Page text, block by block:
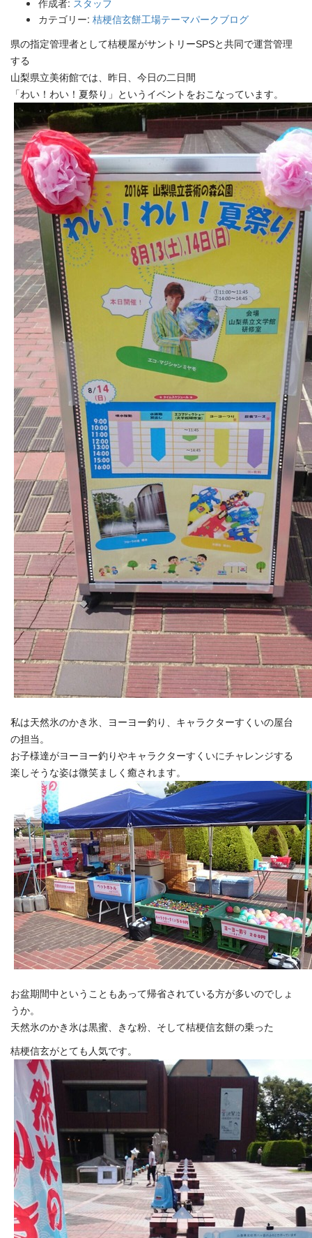
作成者: スタッフ
カテゴリー: 桔梗信玄餅工場テーマパークブログ
県の指定管理者として桔梗屋がサントリーSPSと共同で運営管理
する
山梨県立美術館では、昨日、今日の二日間
「わい！わい！夏祭り」というイベントをおこなっています。
私は天然氷のかき氷、ヨーヨー釣り、 キャラクターすくいの屋台
の担当。
お子様達がヨーヨー釣りやキャラクターすくいにチャレンジする
楽しそうな姿は微笑ましく癒されます。
お盆期間中ということもあって帰省されている方が多いのでしょ
うか。
天然氷のかき氷は黒蜜、きな粉、そして桔梗信玄餅の乗った
桔梗信玄がとても人気です。